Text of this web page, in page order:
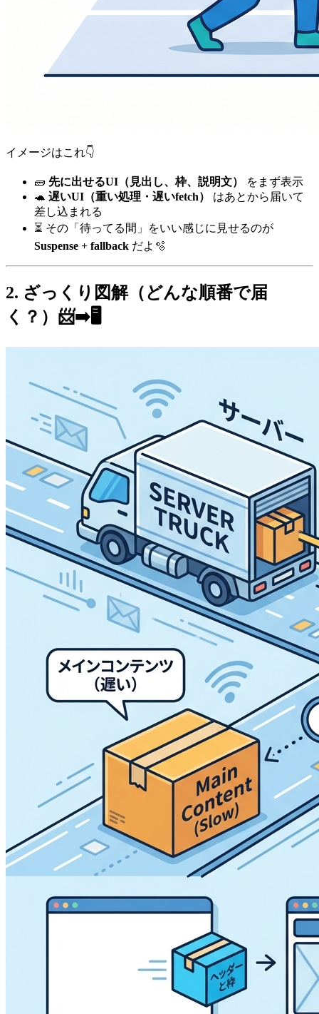
イメージはこれ👇
🧱 先に出せるUI（見出し、枠、説明文）
をまず表示
🐢 遅いUI（重い処理・遅いfetch）
はあとから届いて
差し込まれる
⏳ その「待ってる間」をいい感じに見せるのが
Suspense + fallback だよ🫧
2. ざっくり図解（どんな順番で届
く？）📨➡️🖥️